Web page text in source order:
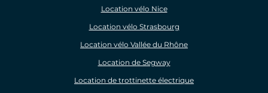
Location vélo Nice
Location vélo Strasbourg
Location vélo Vallée du Rhône
Location de Segway
Location de trottinette électrique